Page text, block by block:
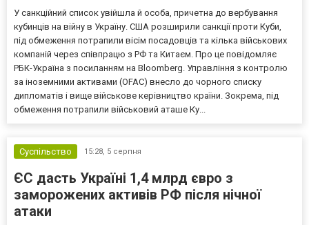
У санкційний список увійшла й особа, причетна до вербування
кубинців на війну в Україну. США розширили санкції проти Куби,
під обмеження потрапили вісім посадовців та кілька військових
компаній через співпрацю з РФ та Китаєм. Про це повідомляє
РБК-Україна з посиланням на Bloomberg. Управління з контролю
за іноземними активами (OFAC) внесло до чорного списку
дипломатів і вище військове керівництво країни. Зокрема, під
обмеження потрапили військовий аташе Ку...
Суспільство 15:28, 5 серпня
ЄС дасть Україні 1,4 млрд євро з
заморожених активів РФ після нічної
атаки